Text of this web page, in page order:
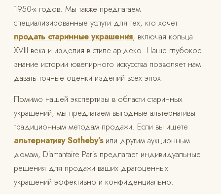
1950-х годов. Мы также предлагаем
специализированные услуги для тех, кто хочет
продать старинные украшения, включая кольца
XVIII века и изделия в стиле ар-деко. Наше глубокое
знание истории ювелирного искусства позволяет нам
давать точные оценки изделий всех эпох.
Помимо нашей экспертизы в области старинных
украшений, мы предлагаем выгодные альтернативы
традиционным методам продажи. Если вы ищете
альтернативу Sotheby’sили другим аукционным
домам, Diamantaire Paris предлагает индивидуальные
решения для продажи ваших драгоценных
украшений эффективно и конфиденциально.